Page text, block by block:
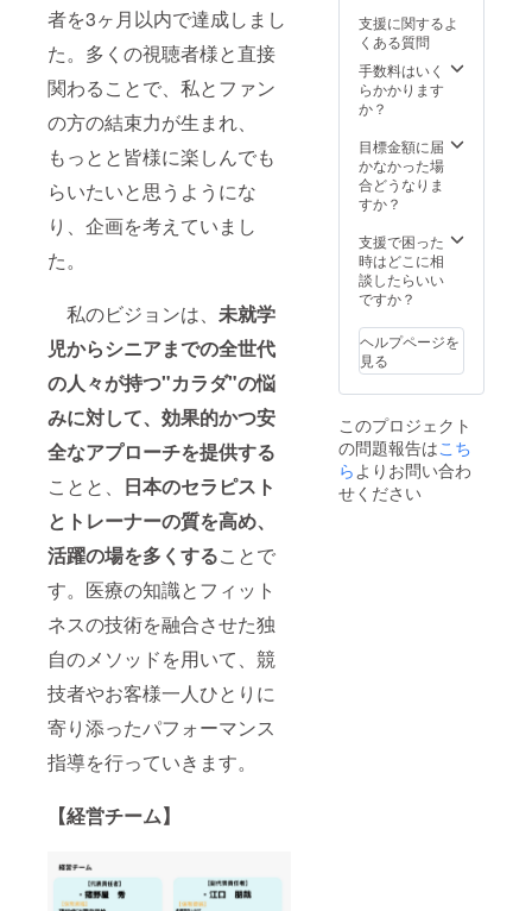
者を3ヶ月以内で達成しまし
た。多くの視聴者様と直接
関わることで、私とファン
の方の結束力が生まれ、
もっとと皆様に楽しんでも
らいたいと思うようにな
り、企画を考えていまし
た。
私のビジョンは、 未就学
児からシニアまでの全世代
の人々が持つ"カラダ"の悩
みに対して、効果的かつ安
全なアプローチを提供する
ことと、 日本のセラピスト
とトレーナーの質を高め、
活躍の場を多くすることで
す。医療の知識とフィット
ネスの技術を融合させた独
自のメソッドを用いて、競
技者やお客様一人ひとりに
寄り添ったパフォーマンス
指導を行っていきます。
【経営チーム】
支援に関するよ
くある質問
手数料はいく
らかかります
か？
目標金額に届
かなかった場
合どうなりま
すか？
支援で困った
時はどこに相
談したらいい
ですか？
ヘルプページを
見る
このプロジェクト
の問題報告はこち
らよりお問い合わ
せください